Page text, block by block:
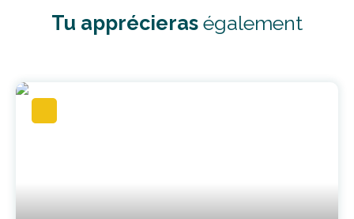
Tu apprécieras également